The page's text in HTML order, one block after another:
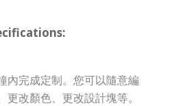
內完成定制。您可以隨意編
改顏色、更改設計塊等。